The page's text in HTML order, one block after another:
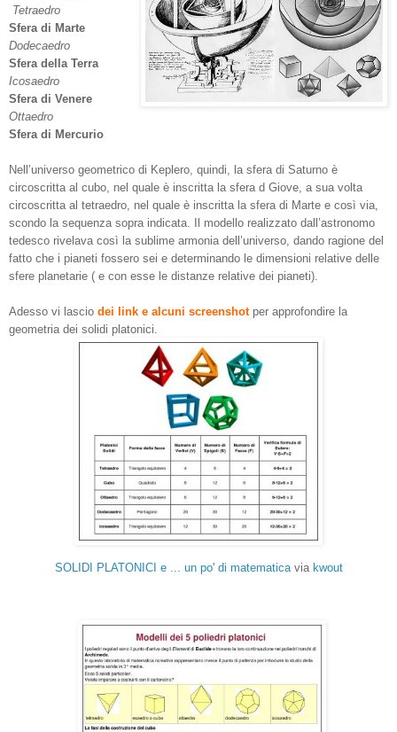
Tetraedro
Sfera di Marte
Dodecaedro
Sfera della Terra
Icosaedro
Sfera di Venere
Ottaedro
Sfera di Mercurio
Nell’universo geometrico di Keplero, quindi, la sfera di Saturno è
circoscritta al cubo, nel quale è inscritta la sfera d Giove, a sua volta
circoscritta al tetraedro, nel quale è inscritta la sfera di Marte e così via,
scondo la sequenza sopra indicata. Il modello realizzato dall’astronomo
tedesco rivelava così la sublime armonia dell’universo, dando ragione del
fatto che i pianeti fossero sei e determinando le dimensioni relative delle
sfere planetarie ( e con esse le distanze relative dei pianeti).
Adesso vi lascio dei link e alcuni screenshotper approfondire la
geometria dei solidi platonici.
SOLIDI PLATONICI e ... un po' di matematicavia kwout